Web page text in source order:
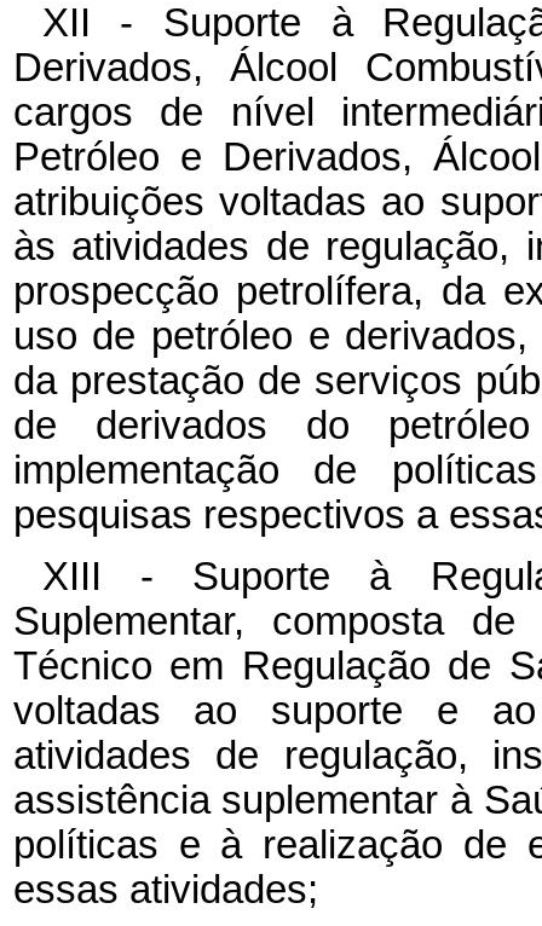
XII - Suporte à
Derivados, Álcool
cargos de nível
Petróleo e Derivados,
atribuições voltadas ao
às atividades de regulação,
prospecção petrolífera, da
uso de petróleo e
da prestação de serviços
de derivados do
implementação de
pesquisas respectivos a
XIII - Suporte à
Suplementar, composta
Técnico em Regulação de
voltadas ao suporte e
atividades de regulação,
assistência suplementar à
políticas e à realização de
essas atividades;